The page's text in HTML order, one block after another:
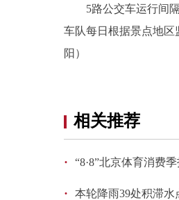
5路公交车运行间隔9
车队每日根据景点地
阳）
相关推荐
· “8·8”北京体育消费
· 本轮降雨39处积滞